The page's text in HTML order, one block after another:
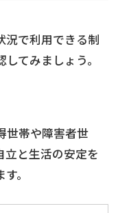
況で利用できる制
てみましょう。
世帯や障害者世
立と生活の安定を
。